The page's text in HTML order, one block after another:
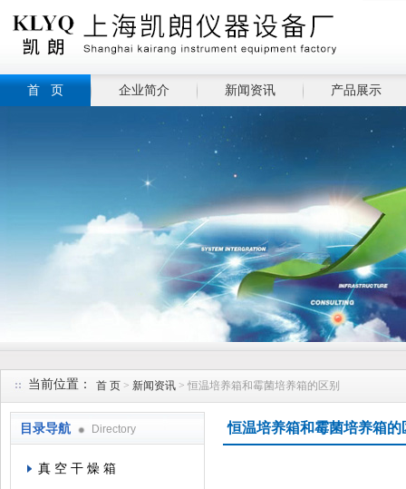
首 页 企业简介 新闻资讯 产品展示
当前位置： 首 页 > 新闻资讯 > 恒温培养箱和霉菌培养箱的区别
目录导航 Directory
真 空 干 燥 箱
恒温培养箱和霉菌培养箱的